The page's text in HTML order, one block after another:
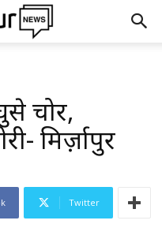
चोर,
मिर्ज़ापुर
Twitter